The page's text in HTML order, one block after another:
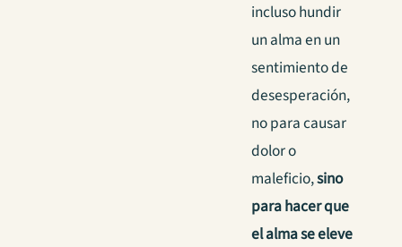
incluso hundir
un alma en un
sentimiento de
desesperación,
no para causar
dolor o
maleficio,sino
para hacer que
el alma se eleve